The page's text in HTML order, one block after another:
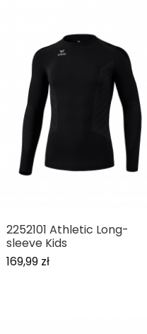
2252101 Athletic Long-
sleeve Kids
169,99 zł